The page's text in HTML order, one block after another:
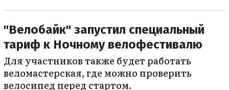
"Велобайк" запустил специальный
тариф к Ночному велофестивалю
Для участников также будет работать
веломастерская, где можно проверить
велосипед перед стартом.